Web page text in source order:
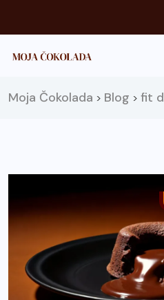
Moja Čokolada > Blog > fit